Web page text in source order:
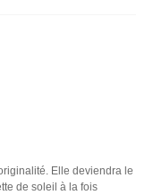
Elle deviendra le
de soleil à la fois